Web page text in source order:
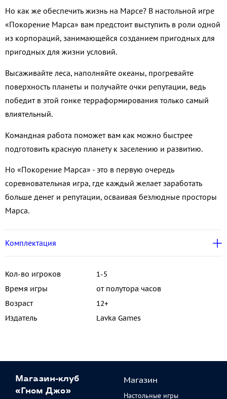
Но как же обеспечить жизнь на Марсе? В настольной игре
«Покорение Марса» вам предстоит выступить в роли одной
из корпораций, занимающейся созданием пригодных для
пригодных для жизни условий.
Высаживайте леса, наполняйте океаны, прогревайте
поверхность планеты и получайте очки репутации, ведь
победит в этой гонке терраформирования только самый
влиятельный.
Командная работа поможет вам как можно быстрее
подготовить красную планету к заселению и развитию.
Но «Покорение Марса» - это в первую очередь
соревновательная игра, где каждый желает заработать
больше денег и репутации, осваивая безлюдные просторы
Марса.
Комплектация
Кол-во игроков
1-5
Время игры
от полутора часов
Возраст
12+
Издатель
Lavka Games
Магазин-клуб
«Гном Джо»
Магазин
Настольные игры